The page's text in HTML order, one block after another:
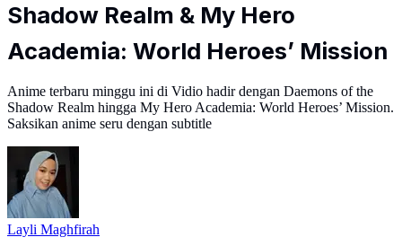
Shadow Realm & My Hero
Academia: World Heroes’ Mission
Anime terbaru minggu ini di Vidio hadir dengan Daemons of the
Shadow Realm hingga My Hero Academia: World Heroes’ Mission.
Saksikan anime seru dengan subtitle
Layli Maghfirah